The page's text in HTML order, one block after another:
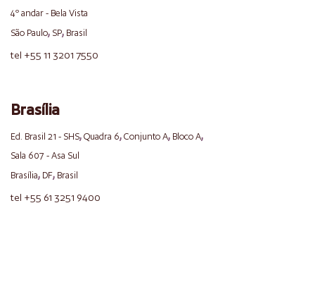
4º andar - Bela Vista
São Paulo, SP, Brasil
tel +55 11 3201 7550
Brasília
Ed. Brasil 21 - SHS, Quadra 6, Conjunto A, Bloco A,
Sala 607 - Asa Sul
Brasília, DF, Brasil
tel +55 61 3251 9400